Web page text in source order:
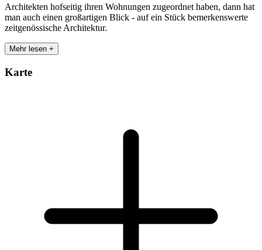
Architekten hofseitig ihren Wohnungen zugeordnet haben, dann hat
man auch einen großartigen Blick - auf ein Stück bemerkenswerte
zeitgenössische Architektur.
Mehr lesen +
Karte